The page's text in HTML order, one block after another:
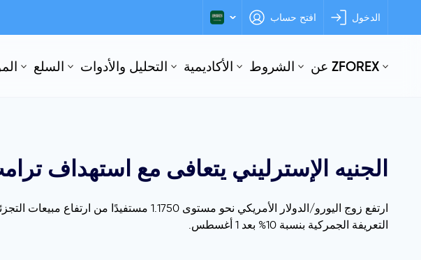
افتح حساب الدخول
السلع التحليل والأدوات الأكاديمية الشروط عن ZFOREX
الجنيه الإسترليني يتعافى مع استهداف ترامب ل 14 دولة
ارتفع زوج اليورو/الدولار الأمريكي نحو
التعريفة الجمركية بنسبة 10% بعد 1 أغسطس.